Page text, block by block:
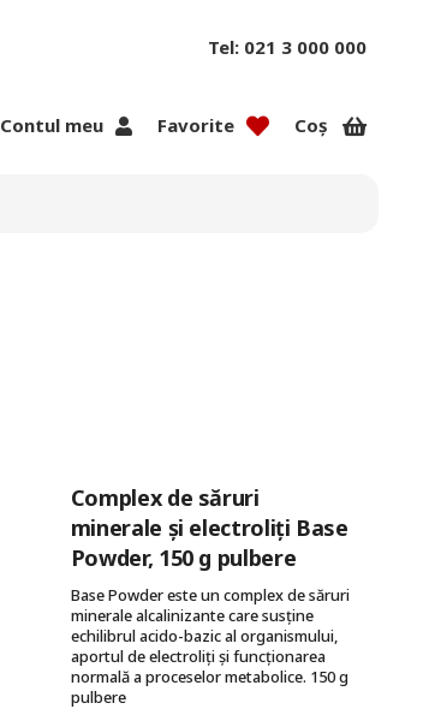
Tel: 021 3 000 000
Contul meu Favorite Coș
Complex de săruri
minerale și electroliți Base
Powder, 150 g pulbere
Base Powder este un complex de săruri
minerale alcalinizante care susține
echilibrul acido-bazic al organismului,
aportul de electroliți și funcționarea
normală a proceselor metabolice. 150 g
pulbere